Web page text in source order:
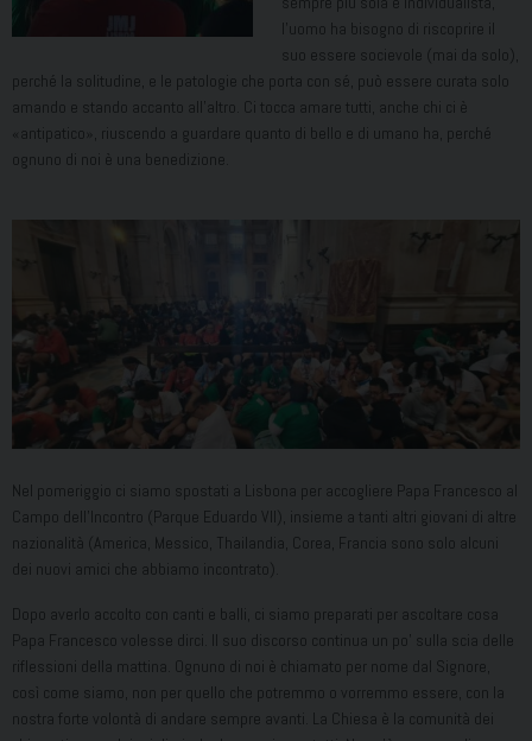
l’uomo ha bisogno di riscoprire il
suo essere socievole (mai da solo),
perché la solitudine, e le patologie che porta con sé, può essere curata solo
amando e stando accanto all’altro. Ci tocca amare tutti, anche chi ci è
«antipatico», riuscendo a guardare quanto di bello e di umano ha, perché
ognuno di noi è una benedizione.
Nel pomeriggio ci siamo spostati a Lisbona per accogliere Papa Francesco al
Campo dell’Incontro (Parque Eduardo VII), insieme a tanti altri giovani di altre
nazionalità (America, Messico, Thailandia, Corea, Francia sono solo alcuni
dei nuovi amici che abbiamo incontrato).
Dopo averlo accolto con canti e balli, ci siamo preparati per ascoltare cosa
Papa Francesco volesse dirci. Il suo discorso continua un po’ sulla scia delle
riflessioni della mattina. Ognuno di noi è chiamato per nome dal Signore,
così come siamo, non per quello che potremmo o vorremmo essere, con la
nostra forte volontà di andare sempre avanti. La Chiesa è la comunità dei